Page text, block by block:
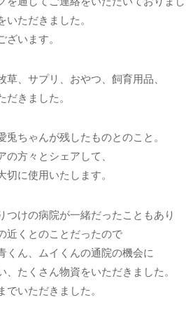
いただきました。
ざいます。
草、サプリ、おやつ、飼育用品、
だきました。
兎ちゃんが残したものとのこと。
の方々とシェアして、
切に使用いたします。
つけの病院が一緒だったこともあり
近くとのことだったので
くん、ムイくんの通院の機会に
、たくさん物資をいただきました。
でいただきました。